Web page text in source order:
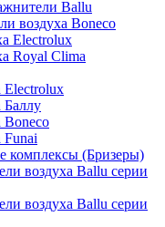
Ballu
воздуха Boneco
Electrolux
Royal Clima
Electrolux
Баллу
Boneco
Funai
комплексы (Бризеры)
воздуха Ballu серии
воздуха Ballu серии